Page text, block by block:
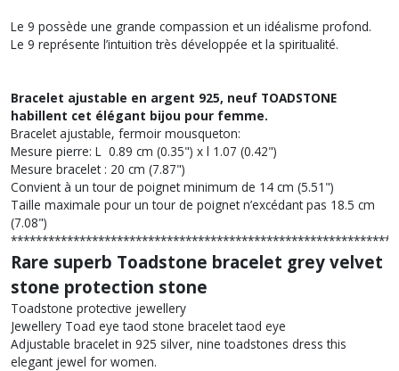
Le 9 possède une grande compassion et un idéalisme profond.
Le 9 représente l’intuition très développée et la spiritualité.
Bracelet ajustable en argent 925, neuf TOADSTONE
habillent cet élégant bijou pour femme.
Bracelet ajustable, fermoir mousqueton:
Mesure pierre: L 0.89 cm (0.35") x l 1.07 (0.42")
Mesure bracelet : 20 cm (7.87")
Convient à un tour de poignet minimum de 14 cm (5.51")
Taille maximale pour un tour de poignet n’excédant pas 18.5 cm
(7.08")
Rare superb Toadstone bracelet grey velvet
stone protection stone
Toadstone protective jewellery
Jewellery Toad eye taod stone bracelet taod eye
Adjustable bracelet in 925 silver, nine toadstones dress this
elegant jewel for women.